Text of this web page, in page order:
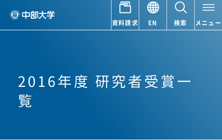
資料請求 EN 検索 メニュー
2016年度 研究者受賞一
覧